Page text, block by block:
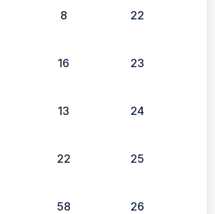
8 22
16 23
13 24
22 25
58 26